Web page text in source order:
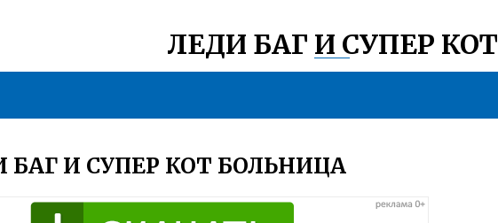
ЛЕДИ БАГ И СУПЕР КОТ
И СУПЕР КОТ БОЛЬНИЦА